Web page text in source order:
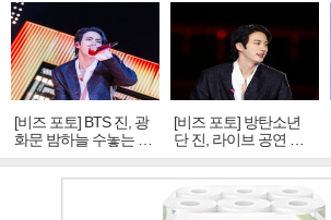
[비즈 포토] BTS 진, 광
화문 밤하늘 수놓는 '비
주얼 킹'의 열창
[비즈 포토] 방탄소년
단 진, 라이브 공연 중
빛나는 독보적 아우라